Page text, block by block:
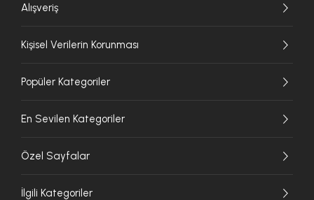
Alışveriş
Kişisel Verilerin Korunması
Popüler Kategoriler
En Sevilen Kategoriler
Özel Sayfalar
İlgili Kategoriler